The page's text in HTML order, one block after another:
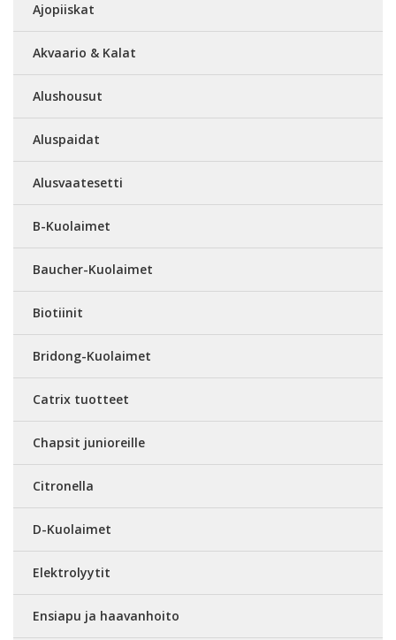
Ajopiiskat
Akvaario & Kalat
Alushousut
Aluspaidat
Alusvaatesetti
B-Kuolaimet
Baucher-Kuolaimet
Biotiinit
Bridong-Kuolaimet
Catrix tuotteet
Chapsit junioreille
Citronella
D-Kuolaimet
Elektrolyytit
Ensiapu ja haavanhoito